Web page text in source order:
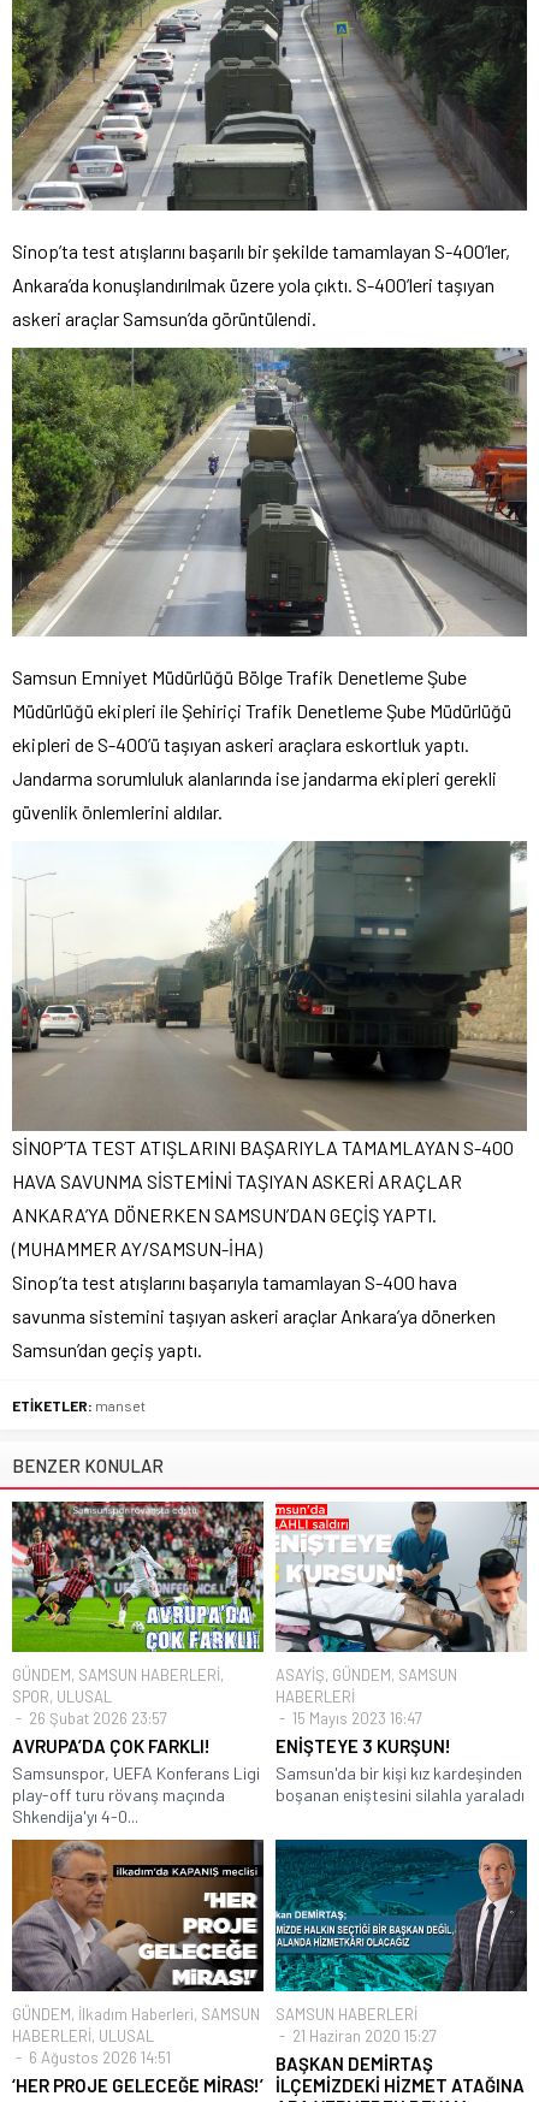
Sinop’ta test atışlarını başarılı bir şekilde tamamlayan S-400’ler,
Ankara’da konuşlandırılmak üzere yola çıktı. S-400’leri taşıyan
askeri araçlar Samsun’da görüntülendi.
Samsun Emniyet Müdürlüğü Bölge Trafik Denetleme Şube
Müdürlüğü ekipleri ile Şehiriçi Trafik Denetleme Şube Müdürlüğü
ekipleri de S-400’ü taşıyan askeri araçlara eskortluk yaptı.
Jandarma sorumluluk alanlarında ise jandarma ekipleri gerekli
güvenlik önlemlerini aldılar.
SİNOP’TA TEST ATIŞLARINI BAŞARIYLA TAMAMLAYAN S-400
HAVA SAVUNMA SİSTEMİNİ TAŞIYAN ASKERİ ARAÇLAR
ANKARA’YA DÖNERKEN SAMSUN’DAN GEÇİŞ YAPTI.
(MUHAMMER AY/SAMSUN-İHA)
Sinop’ta test atışlarını başarıyla tamamlayan S-400 hava
savunma sistemini taşıyan askeri araçlar Ankara’ya dönerken
Samsun’dan geçiş yaptı.
ETİKETLER: manset
BENZER KONULAR
GÜNDEM, SAMSUN HABERLERİ,
SPOR, ULUSAL
26 Şubat 2026 23:57
AVRUPA’DA ÇOK FARKLI!
Samsunspor, UEFA Konferans Ligi
play-off turu rövanş maçında
Shkendija'yı 4-0...
ASAYİŞ, GÜNDEM, SAMSUN
HABERLERİ
15 Mayıs 2023 16:47
ENİŞTEYE 3 KURŞUN!
Samsun'da bir kişi kız kardeşinden
boşanan eniştesini silahla yaraladı
GÜNDEM, İlkadım Haberleri, SAMSUN
HABERLERİ, ULUSAL
6 Ağustos 2026 14:51
‘HER PROJE GELECEĞE MİRAS!’
SAMSUN HABERLERİ
21 Haziran 2020 15:27
BAŞKAN DEMİRTAŞ
İLÇEMİZDEKİ HİZMET ATAĞINA